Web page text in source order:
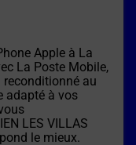
Apple à La
La Poste Mobile,
reconditionné au
adapté à vos
LES VILLAS
le mieux.